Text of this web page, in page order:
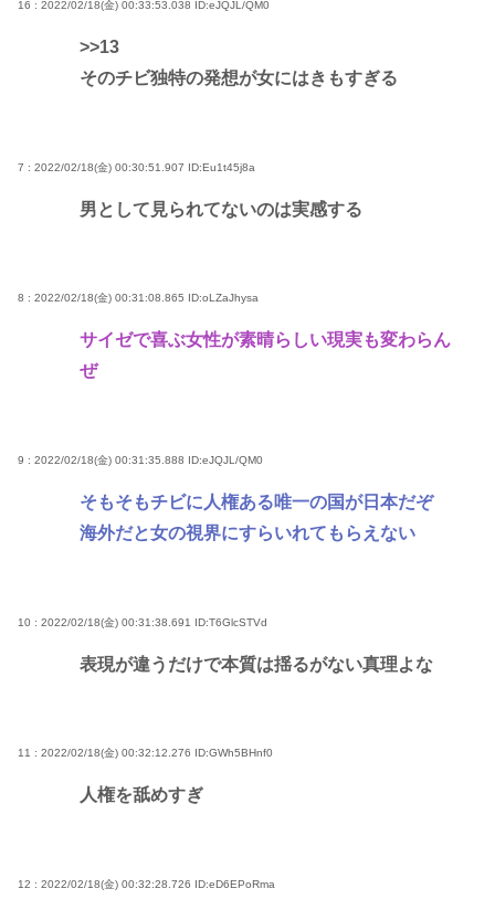
16 : 2022/02/18(金) 00:33:53.038 ID:eJQJL/QM0
>>13
そのチビ独特の発想が女にはきもすぎる
7 : 2022/02/18(金) 00:30:51.907 ID:Eu1t45j8a
男として見られてないのは実感する
8 : 2022/02/18(金) 00:31:08.865 ID:oLZaJhysa
サイゼで喜ぶ女性が素晴らしい現実も変わらん
ぜ
9 : 2022/02/18(金) 00:31:35.888 ID:eJQJL/QM0
そもそもチビに人権ある唯一の国が日本だぞ
海外だと女の視界にすらいれてもらえない
10 : 2022/02/18(金) 00:31:38.691 ID:T6GlcSTVd
表現が違うだけで本質は揺るがない真理よな
11 : 2022/02/18(金) 00:32:12.276 ID:GWh5BHnf0
人権を舐めすぎ
12 : 2022/02/18(金) 00:32:28.726 ID:eD6EPoRma